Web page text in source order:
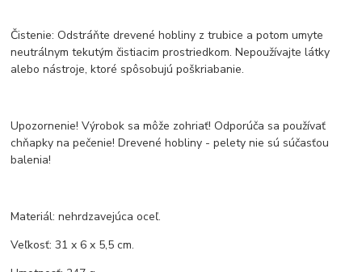
Čistenie: Odstráňte drevené hobliny z trubice a potom umyte
neutrálnym tekutým čistiacim prostriedkom. Nepoužívajte látky
alebo nástroje, ktoré spôsobujú poškriabanie.
Upozornenie! Výrobok sa môže zohriať! Odporúča sa používať
chňapky na pečenie! Drevené hobliny - pelety nie sú súčasťou
balenia!
Materiál: nehrdzavejúca oceľ.
Veľkosť: 31 x 6 x 5,5 cm.